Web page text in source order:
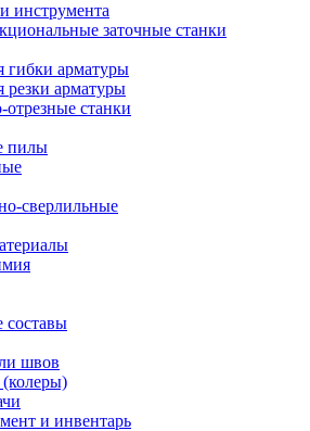
инструмента
заточные станки
гибки арматуры
резки арматуры
станки
пилы
сверлильные
составы
швов
и инвентарь